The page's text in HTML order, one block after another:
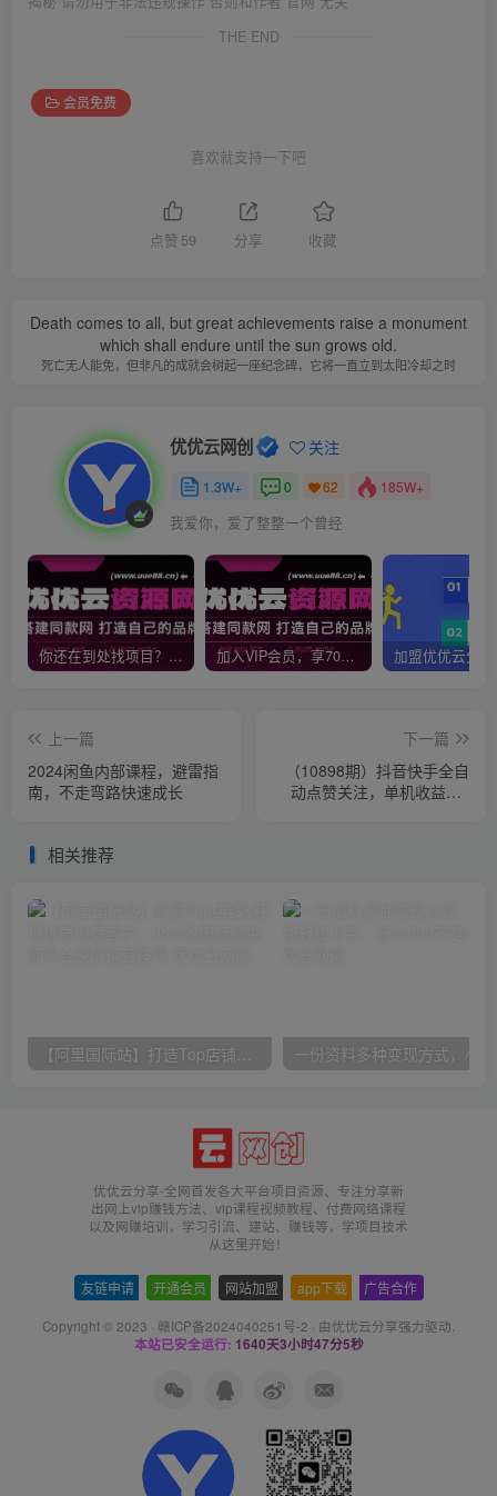
THE END
会员免费
喜欢就支持一下吧
点赞 59 分享 收藏
Death comes to all, but great achievements raise a monument
which shall endure until the sun grows old.
死亡无人能免，但非凡的成就会树起一座纪念碑，它将一直立到太阳冷却之时
优优云网创 关注
1.3W+ 0 62 185W+
我爱你，爱了整整一个曾经
你还在到处找项目？还在当韭菜？我靠网创资源站一个月收入5万+，曾经我也是个失败者。 加入VIP会员，享70%的推广提成，免费学习多种网上创业课程，菜鸟秒变大神！
上一篇
2024闲鱼内部课程，避雷指
南，不走弯路快速成长
下一篇
（10898期）抖音快手全自
动点赞关注，单机收益40-
相关推荐
【阿里国际站】打造Top店铺&获得优质询盘客户，​95%的国际站讲师不会说的运营技巧
优优云分享-全网首发各大平台项目资源、专注分享新
出网上vip赚钱方法、vip课程视频教程、付费网络课程
以及网赚培训，学习引流、建站、赚钱等，学项目技术
从这里开始！
友链申请 开通会员 网站加盟 app下载 广告合作
Copyright © 2023 · 赣ICP备2024040251号-2 · 由优优云分享强力驱动.
本站已安全运行: 1640天3小时47分5秒